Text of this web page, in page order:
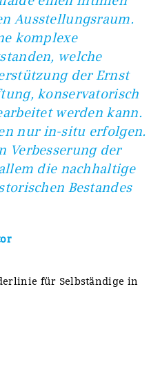
Ausstellungsraum.
komplexe
welche
der Ernst
konservatorisch
werden kann.
nur in-situ erfolgen.
Verbesserung der
die nachhaltige
Bestandes
für Selbständige in